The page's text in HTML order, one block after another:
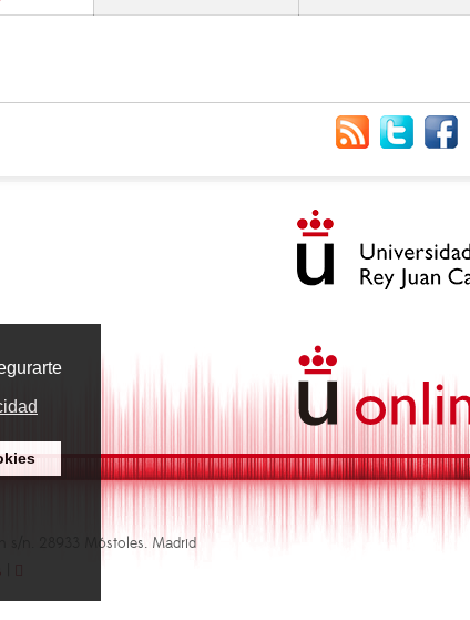
s/n. 28933 Móstoles. Madrid